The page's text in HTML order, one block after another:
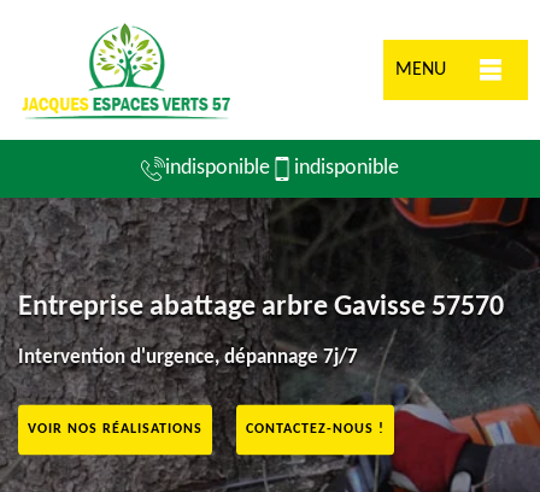
MENU
indisponible indisponible
Entreprise abattage arbre Gavisse 57570
Intervention d'urgence, dépannage 7j/7
VOIR NOS RÉALISATIONS CONTACTEZ-NOUS !